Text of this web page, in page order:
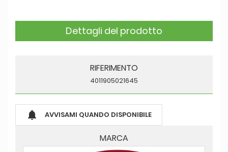
Dettagli del prodotto
RIFERIMENTO
4011905021645
 AVVISAMI QUANDO DISPONIBILE
MARCA